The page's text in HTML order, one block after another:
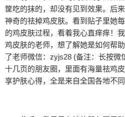
筐吃的抹的，却没有见到效果。后
神奇的祛掉鸡皮肤。看到贴子里她
的鸡皮肤过程，看着我心直痒痒！
鸡皮肤的老师，想了解她是如何帮
了老师微信：zyjs28 (备注：长按微
十几页的朋友圈，里面有海量祛鸡
享护肤心得，全是来自全国各地不同